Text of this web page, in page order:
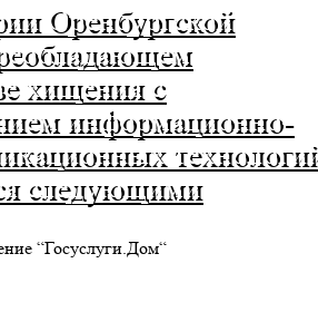
Оренбургской
хищения с
информационно-
следующими